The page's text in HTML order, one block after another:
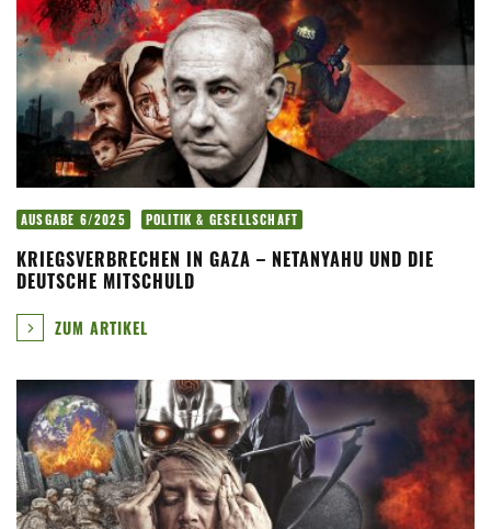
AUSGABE 6/2025 POLITIK & GESELLSCHAFT
KRIEGSVERBRECHEN IN GAZA – NETANYAHU UND DIE
DEUTSCHE MITSCHULD
ZUM ARTIKEL